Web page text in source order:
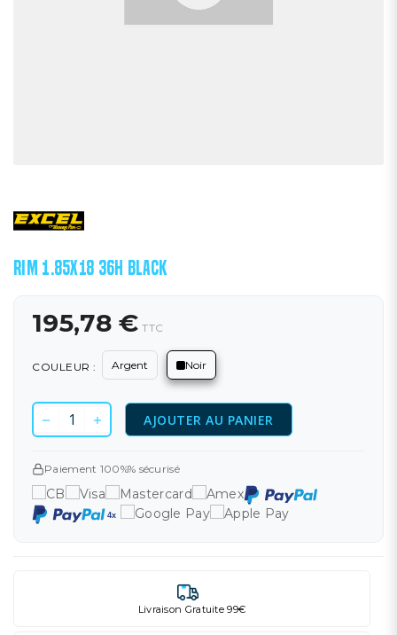
RIM 1.85X18 36H BLACK
195,78 € TTC
COULEUR : Argent Noir
AJOUTER AU PANIER
Paiement 100%% sécurisé
Livraison Gratuite 99€